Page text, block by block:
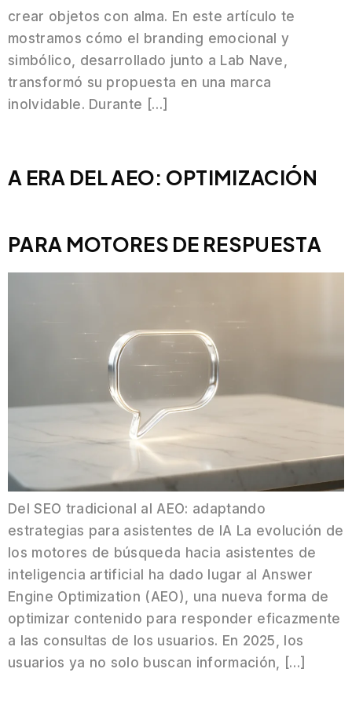
crear objetos con alma. En este artículo te
mostramos cómo el branding emocional y
simbólico, desarrollado junto a Lab Nave,
transformó su propuesta en una marca
inolvidable. Durante […]
A ERA DEL AEO: OPTIMIZACIÓN
PARA MOTORES DE RESPUESTA
Del SEO tradicional al AEO: adaptando
estrategias para asistentes de IA La evolución de
los motores de búsqueda hacia asistentes de
inteligencia artificial ha dado lugar al Answer
Engine Optimization (AEO), una nueva forma de
optimizar contenido para responder eficazmente
a las consultas de los usuarios. En 2025, los
usuarios ya no solo buscan información, […]